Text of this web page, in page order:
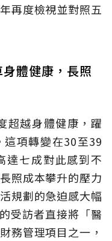
再度檢視並對照五
體健康，長照
超越身體健康，躍
項轉變在30至39
達七成對此感到不
照成本攀升的壓力
規劃的急迫感大幅
受訪者直接將「醫
務管理項目之一，